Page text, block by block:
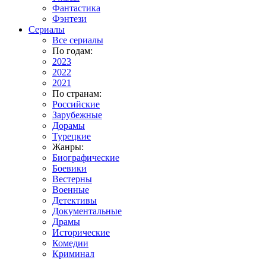
Фантастика
Фэнтези
Сериалы
Все сериалы
По годам:
2023
2022
2021
По странам:
Российские
Зарубежные
Дорамы
Турецкие
Жанры:
Биографические
Боевики
Вестерны
Военные
Детективы
Документальные
Драмы
Исторические
Комедии
Криминал